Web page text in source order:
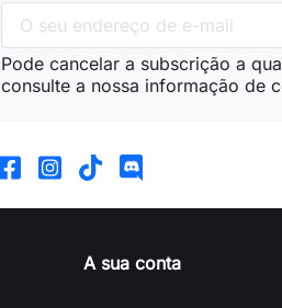
Pode cancelar a subscrição a
consulte a nossa informação de
A sua conta